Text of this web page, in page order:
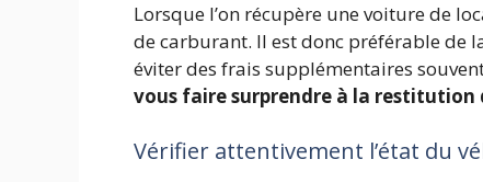
Lorsque l’on récupère une voiture de
de carburant. Il est donc préférable de
éviter des frais supplémentaires
vous faire surprendre à la restitution
Vérifier attentivement l’état du